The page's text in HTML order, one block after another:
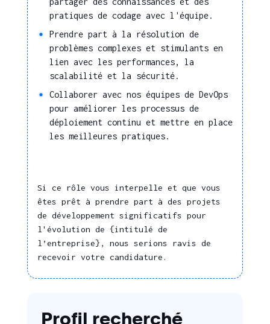
ou des paramétrages à
composants
Assembler des
composants logiciels
Coder
Concevoir une
application web
Développer une
Vérifier la compatibilité
des développements
produits avec les
spécifications
Gérer et déployer des
logiciels à distance
Réaliser la mise en
logicielles dans un
pratiques de codage avec l'équipe.
Prendre part à la résolution de
problèmes complexes et stimulants en
lien avec les performances, la
scalabilité et la sécurité.
Collaborer avec nos équipes de DevOps
pour améliorer les processus de
déploiement continu et mettre en place
les meilleures pratiques.
Si ce rôle vous interpelle et que vous
êtes prêt à prendre part à des projets
de développement significatifs pour
l'évolution de {intitulé de
l’entreprise}, nous serions ravis de
recevoir votre candidature.
Profil recherché